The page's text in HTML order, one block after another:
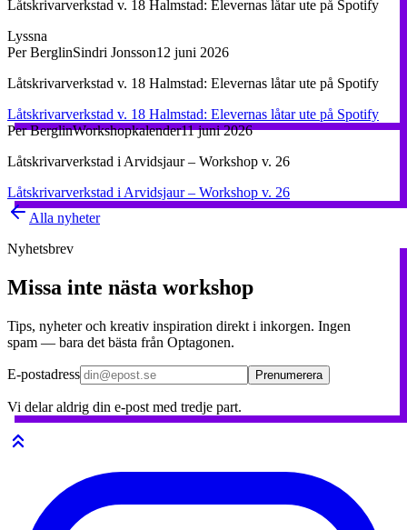
Låtskrivarverkstad v. 18 Halmstad: Elevernas låtar ute på Spotify
Lyssna
Per BerglinSindri Jonsson12 juni 2026
Låtskrivarverkstad v. 18 Halmstad: Elevernas låtar ute på Spotify
Låtskrivarverkstad v. 18 Halmstad: Elevernas låtar ute på Spotify
Per BerglinWorkshopkalender11 juni 2026
Låtskrivarverkstad i Arvidsjaur – Workshop v. 26
Låtskrivarverkstad i Arvidsjaur – Workshop v. 26
Alla nyheter
Nyhetsbrev
Missa inte nästa workshop
Tips, nyheter och kreativ inspiration direkt i inkorgen. Ingen
spam — bara det bästa från Optagonen.
E-postadress Prenumerera
Vi delar aldrig din e-post med tredje part.